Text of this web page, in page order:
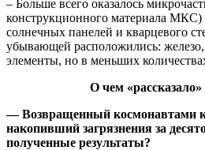
– Больше всего оказалось
конструкционного материала МКС)
солнечных панелей и кварцевого
убывающей расположились:
элементы, но в меньших
О чем «рассказало»
— Возвращенный космонавтами
накопивший загрязнения за
полученные результаты?